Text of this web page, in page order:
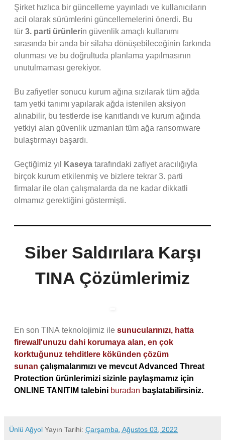
Şirket hızlıca bir güncelleme yayınladı ve kullanıcıların
acil olarak sürümlerini güncellemelerini önerdi. Bu
tür 3. parti ürünlerin güvenlik amaçlı kullanımı
sırasında bir anda bir silaha dönüşebileceğinin farkında
olunması ve bu doğrultuda planlama yapılmasının
unutulmaması gerekiyor.
Bu zafiyetler sonucu kurum ağına sızılarak tüm ağda
tam yetki tanımı yapılarak ağda istenilen aksiyon
alınabilir, bu testlerde ise kanıtlandı ve kurum ağında
yetkiyi alan güvenlik uzmanları tüm ağa ransomware
bulaştırmayı başardı.
Geçtiğimiz yıl Kaseya tarafındaki zafiyet aracılığıyla
birçok kurum etkilenmiş ve bizlere tekrar 3. parti
firmalar ile olan çalışmalarda da ne kadar dikkatli
olmamız gerektiğini göstermişti.
Siber Saldırılara Karşı
TINA Çözümlerimiz
En son TINA teknolojimiz ile sunucularınızı, hatta
firewall'unuzu dahi korumaya alan, en çok
korktuğunuz tehditlere kökünden çözüm
sunan çalışmalarımızı ve mevcut Advanced Threat
Protection ürünlerimizi sizinle paylaşmamız için
ONLINE TANITIM talebini buradan başlatabilirsiniz.
Ünlü Ağyol Yayın Tarihi: Çarşamba, Ağustos 03, 2022